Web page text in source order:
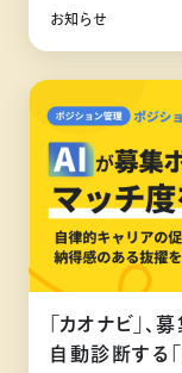
お知らせ
「カオナビ」
自動診断する